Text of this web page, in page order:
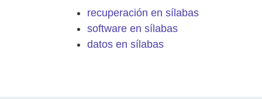
recuperación en sílabas
software en sílabas
datos en sílabas